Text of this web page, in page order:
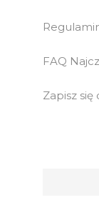
FAQ
Zapisz